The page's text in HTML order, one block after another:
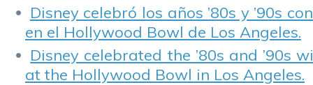
Disney celebró los años ’80s y ’90s
en el Hollywood Bowl de Los Angeles.
Disney celebrated the ’80s and ’90s
at the Hollywood Bowl in Los Angeles.